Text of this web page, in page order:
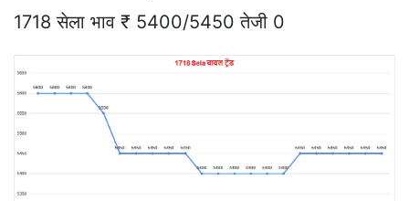
1718 सेला भाव ₹ 5400/5450 तेजी 0